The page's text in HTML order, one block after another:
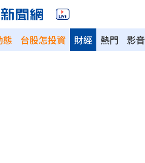
態 台股怎投資 熱門 影音
財經
8時起封橋 封閉範圍一次看 13:24